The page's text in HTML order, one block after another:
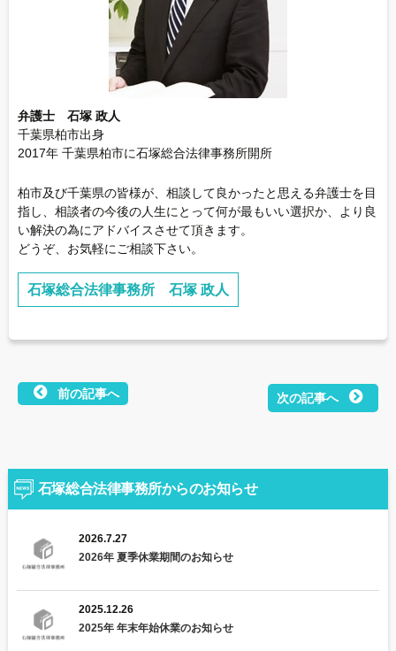
弁護士 石塚 政人
千葉県柏市出身
2017年 千葉県柏市に石塚総合法律事務所開所
柏市及び千葉県の皆様が、相談して良かったと思える弁護士を目
指し、相談者の今後の人生にとって何が最もいい選択か、より良
い解決の為にアドバイスさせて頂きます。
どうぞ、お気軽にご相談下さい。
石塚総合法律事務所 石塚 政人
投
ナ
ビ
ー
前の記事へ 次の記事へ
石塚総合法律事務所からのお知らせ
2026.7.27
2026年 夏季休業期間のお知らせ
2025.12.26
2025年 年末年始休業のお知らせ